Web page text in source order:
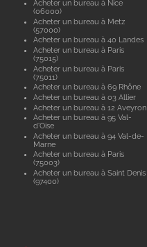
Acheter un bureau à Nice
(06000)
Acheter un bureau à Metz
(57000)
Acheter un bureau à 40 Landes
Acheter un bureau à Paris
(75015)
Acheter un bureau à Paris
(75011)
Acheter un bureau à 69 Rhône
Acheter un bureau à 03 Allier
Acheter un bureau à 12 Aveyron
Acheter un bureau à 95 Val-
d'Oise
Acheter un bureau à 94 Val-de-
Marne
Acheter un bureau à Paris
(75003)
Acheter un bureau à Saint Denis
(97400)